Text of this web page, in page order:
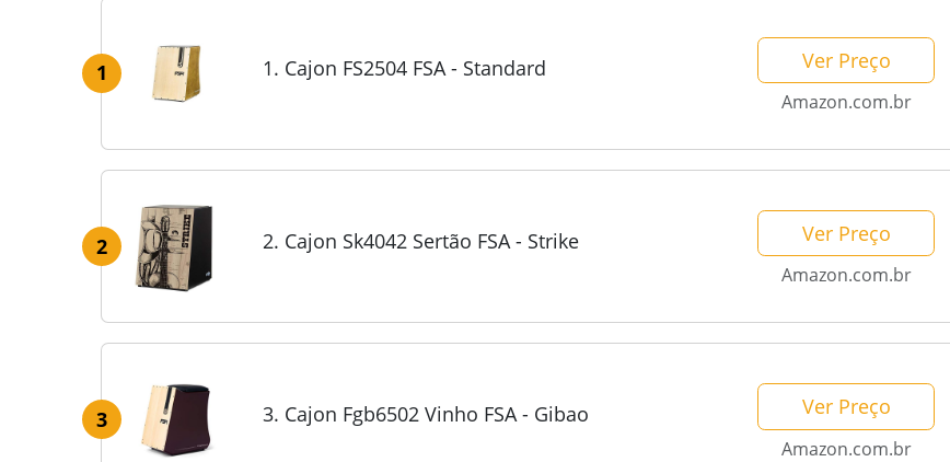
1 1. Cajon FS2504 FSA - Standard Ver Preço
Amazon.com.br
2 2. Cajon Sk4042 Sertão FSA - Strike Ver Preço
Amazon.com.br
3 3. Cajon Fgb6502 Vinho FSA - Gibao Ver Preço
Amazon.com.br